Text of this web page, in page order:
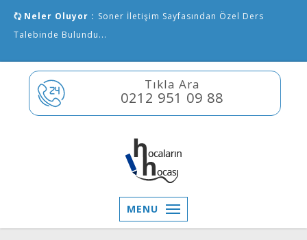
Neler Oluyor : Soner İletişim Sayfasından Özel Ders
Talebinde Bulundu...
Tıkla Ara
0212 951 09 88
MENU